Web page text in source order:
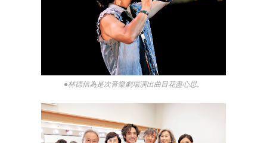
●林德信為是次音樂劇場演出曲目花盡心思。